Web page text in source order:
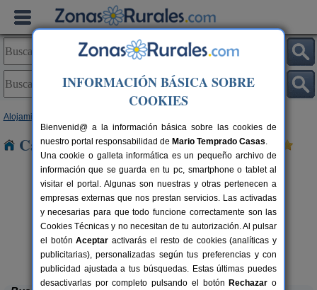
Alojamientos
Casas Rurales cerca de Huebro
2-12 pers.
desde60 €
Casas Rurales Picachico
Laroya (Almería)
INFORMACIÓN BÁSICA SOBRE
COOKIES
Bienvenid@ a la información básica sobre las cookies de
nuestro portal responsabilidad de Mario Temprado Casas.
Una cookie o galleta informática es un pequeño archivo de
información que se guarda en tu pc, smartphone o tablet al
visitar el portal. Algunas son nuestras y otras pertenecen a
empresas externas que nos prestan servicios. Las activadas
y necesarias para que todo funcione correctamente son las
Cookies Técnicas y no necesitan de tu autorización. Al pulsar
el botónAceptar activarás el resto de cookies (analíticas y
publicitarias), personalizadas según tus preferencias y con
publicidad ajustada a tus búsquedas. Estas últimas puedes
desactivarlas por completo pulsando el botón Rechazar o